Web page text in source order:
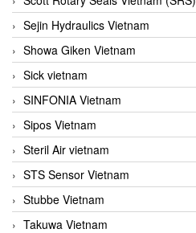
Sejin Hydraulics Vietnam
Showa Giken Vietnam
Sick vietnam
SINFONIA Vietnam
Sipos Vietnam
Steril Air vietnam
STS Sensor Vietnam
Stubbe Vietnam
Takuwa Vietnam